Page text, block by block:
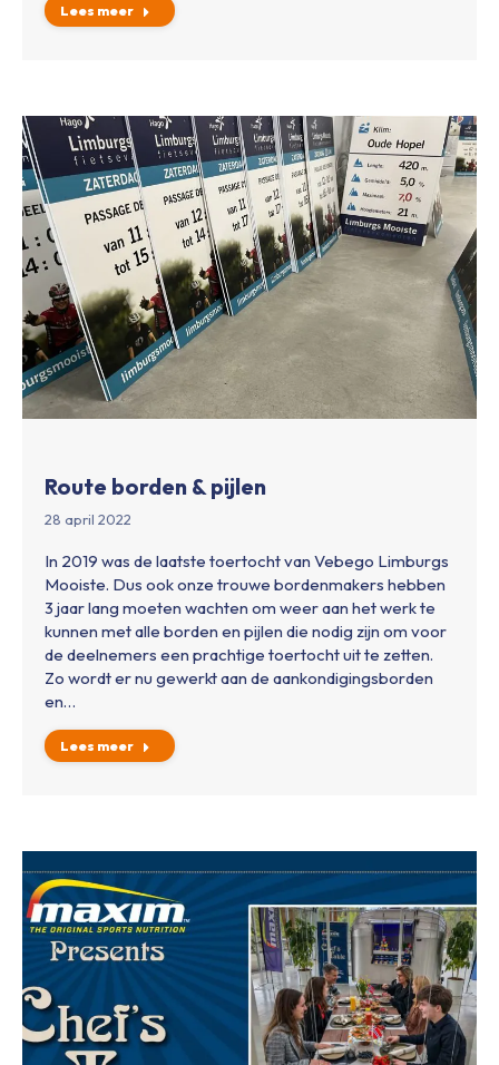
Lees meer
Route borden & pijlen
28 april 2022
In 2019 was de laatste toertocht van Vebego Limburgs
Mooiste. Dus ook onze trouwe bordenmakers hebben
3 jaar lang moeten wachten om weer aan het werk te
kunnen met alle borden en pijlen die nodig zijn om voor
de deelnemers een prachtige toertocht uit te zetten.
Zo wordt er nu gewerkt aan de aankondigingsborden
en…
Lees meer